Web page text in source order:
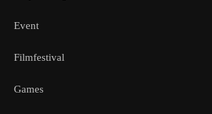
Event
Filmfestival
Games